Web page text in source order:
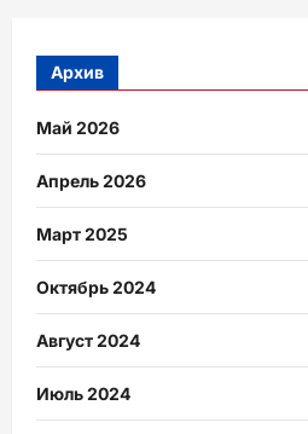
Архив
Май 2026
Апрель 2026
Март 2025
Октябрь 2024
Август 2024
Июль 2024